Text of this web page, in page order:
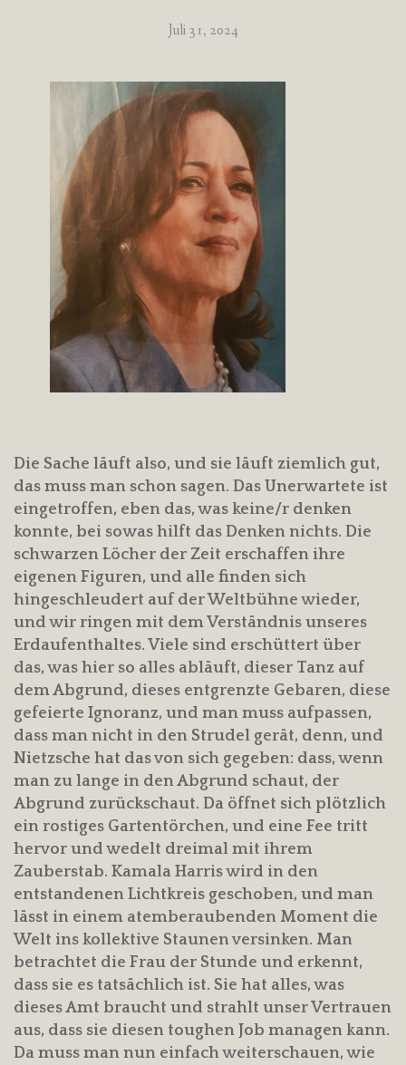
Juli 31, 2024
Die Sache läuft also, und sie läuft ziemlich gut,
das muss man schon sagen. Das Unerwartete ist
eingetroffen, eben das, was keine/r denken
konnte, bei sowas hilft das Denken nichts. Die
schwarzen Löcher der Zeit erschaffen ihre
eigenen Figuren, und alle finden sich
hingeschleudert auf der Weltbühne wieder,
und wir ringen mit dem Verständnis unseres
Erdaufenthaltes. Viele sind erschüttert über
das, was hier so alles abläuft, dieser Tanz auf
dem Abgrund, dieses entgrenzte Gebaren, diese
gefeierte Ignoranz, und man muss aufpassen,
dass man nicht in den Strudel gerät, denn, und
Nietzsche hat das von sich gegeben: dass, wenn
man zu lange in den Abgrund schaut, der
Abgrund zurückschaut. Da öffnet sich plötzlich
ein rostiges Gartentörchen, und eine Fee tritt
hervor und wedelt dreimal mit ihrem
Zauberstab. Kamala Harris wird in den
entstandenen Lichtkreis geschoben, und man
lässt in einem atemberaubenden Moment die
Welt ins kollektive Staunen versinken. Man
betrachtet die Frau der Stunde und erkennt,
dass sie es tatsächlich ist. Sie hat alles, was
dieses Amt braucht und strahlt unser Vertrauen
aus, dass sie diesen toughen Job managen kann.
Da muss man nun einfach weiterschauen, wie